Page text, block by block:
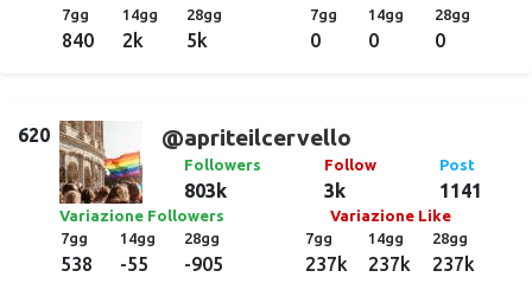
7gg
840
14gg
2k
28gg
5k
7gg
0
14gg
0
28gg
0
620 @apriteilcervello
Followers
803k
Follow
3k
Post
1141
Variazione Followers
7gg
538
14gg
-55
28gg
-905
Variazione Like
7gg
237k
14gg
237k
28gg
237k